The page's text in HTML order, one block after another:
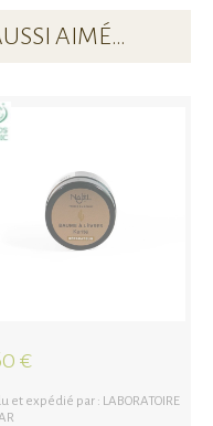
AIMÉ…
€
et expédié par : LABORATOIRE